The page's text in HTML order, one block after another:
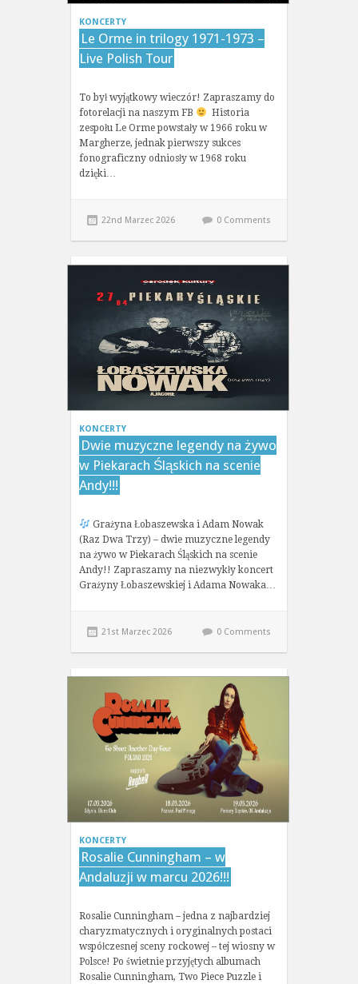
KONCERTY
Le Orme in trilogy 1971-1973 –
Live Polish Tour
To był wyjątkowy wieczór! Zapraszamy do
fotorelacji na naszym FB
Historia
zespołu Le Orme powstały w 1966 roku w
Margherze, jednak pierwszy sukces
fonograficzny odniosły w 1968 roku
dzięki…
22nd Marzec 2026 0 Comments
KONCERTY
Dwie muzyczne legendy na żywo
w Piekarach Śląskich na scenie
Andy!!!
Grażyna Łobaszewska i Adam Nowak
(Raz Dwa Trzy) – dwie muzyczne legendy
na żywo w Piekarach Śląskich na scenie
Andy!! Zapraszamy na niezwykły koncert
Grażyny Łobaszewskiej i Adama Nowaka…
21st Marzec 2026 0 Comments
KONCERTY
Rosalie Cunningham – w
Andaluzji w marcu 2026!!!
Rosalie Cunningham – jedna z najbardziej
charyzmatycznych i oryginalnych postaci
współczesnej sceny rockowej – tej wiosny w
Polsce! Po świetnie przyjętych albumach
Rosalie Cunningham, Two Piece Puzzle i